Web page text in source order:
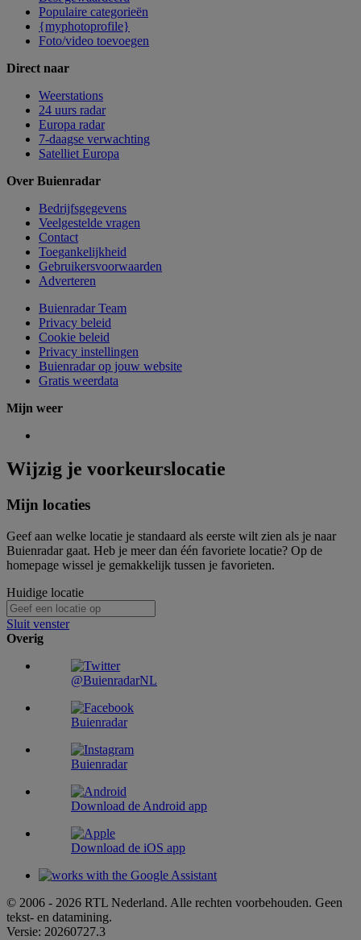
Populaire categorieën
{myphotoprofile}
Foto/video toevoegen
Direct naar
Weerstations
24 uurs radar
Europa radar
7-daagse verwachting
Satelliet Europa
Over Buienradar
Bedrijfsgegevens
Veelgestelde vragen
Contact
Toegankelijkheid
Gebruikersvoorwaarden
Adverteren
Buienradar Team
Privacy beleid
Cookie beleid
Privacy instellingen
Buienradar op jouw website
Gratis weerdata
Mijn weer
Wijzig je voorkeurslocatie
Mijn locaties
Geef aan welke locatie je standaard als eerste wilt zien als je naar
Buienradar gaat. Heb je meer dan één favoriete locatie? Op de
homepage wissel je gemakkelijk tussen je favorieten.
Huidige locatie
Sluit venster
Overig
@BuienradarNL
Buienradar
Buienradar
Download de Android app
Download de iOS app
© 2006 - 2026 RTL Nederland. Alle rechten voorbehouden. Geen
tekst- en datamining.
Versie: 20260727.3